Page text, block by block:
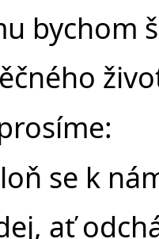
bychom
se k
ať